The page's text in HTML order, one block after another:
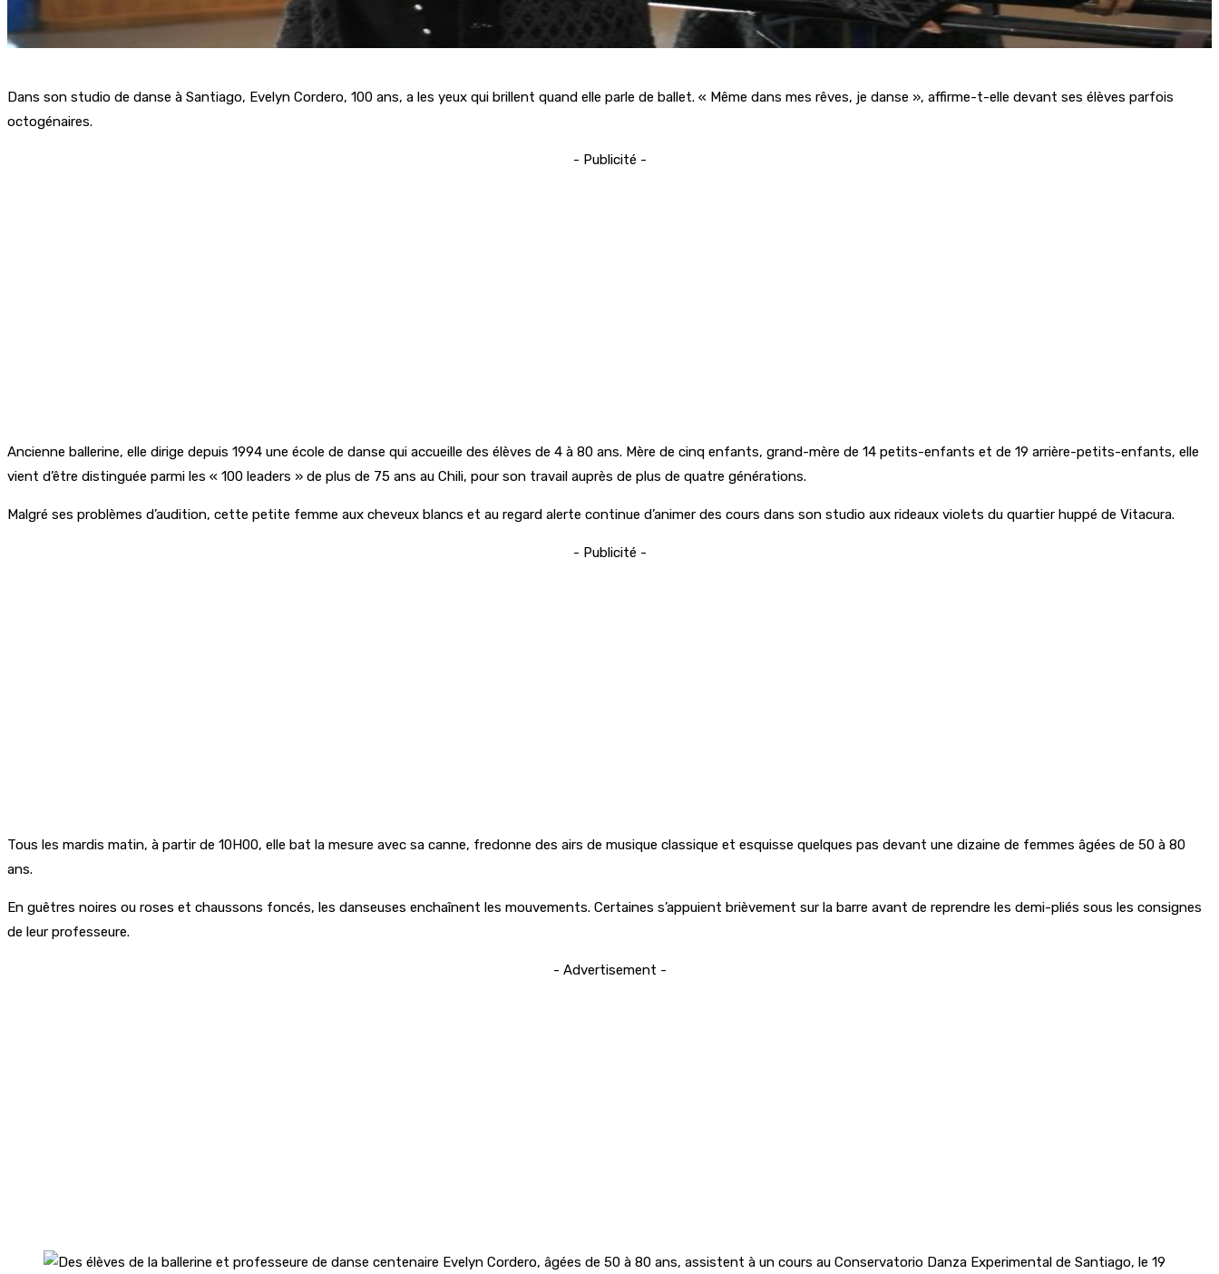
Dans son studio de danse à Santiago, Evelyn Cordero, 100 ans, a les yeux qui brillent quand elle parle de ballet. « Même dans mes rêves, je danse », affirme-t-elle devant ses élèves parfois
octogénaires.
- Publicité -
Ancienne ballerine, elle dirige depuis 1994 une école de danse qui accueille des élèves de 4 à 80 ans. Mère de cinq enfants, grand-mère de 14 petits-enfants et de 19 arrière-petits-enfants, elle
vient d’être distinguée parmi les « 100 leaders » de plus de 75 ans au Chili, pour son travail auprès de plus de quatre générations.
Malgré ses problèmes d’audition, cette petite femme aux cheveux blancs et au regard alerte continue d’animer des cours dans son studio aux rideaux violets du quartier huppé de Vitacura.
- Publicité -
Tous les mardis matin, à partir de 10H00, elle bat la mesure avec sa canne, fredonne des airs de musique classique et esquisse quelques pas devant une dizaine de femmes âgées de 50 à 80
ans.
En guêtres noires ou roses et chaussons foncés, les danseuses enchaînent les mouvements. Certaines s’appuient brièvement sur la barre avant de reprendre les demi-pliés sous les consignes
de leur professeure.
- Advertisement -